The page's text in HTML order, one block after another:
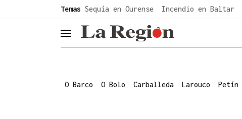
Temas Sequía en Ourense Incendio en Baltar
header.menu.open
O Barco O Bolo Carballeda Larouco Petín